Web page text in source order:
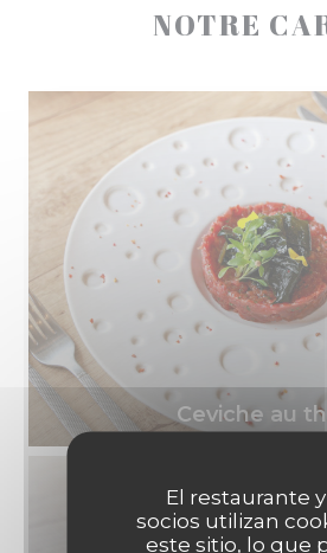
El restaurante
socios utilizan
este sitio, lo que
NOTRE
Ceviche au